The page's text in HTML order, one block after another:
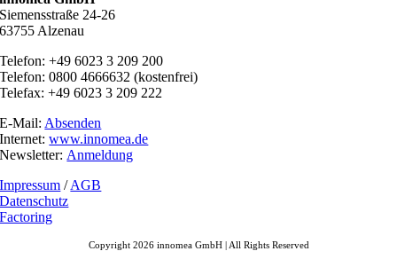
Siemensstraße 24-26
63755 Alzenau
Telefon: +49 6023 3 209 200
Telefon: 0800 4666632 (kostenfrei)
Telefax: +49 6023 3 209 222
E-Mail:Absenden
Internet:www.innomea.de
Newsletter:Anmeldung
Impressum /AGB
Datenschutz
Factoring
Copyright 2026 innomea GmbH | All Rights Reserved